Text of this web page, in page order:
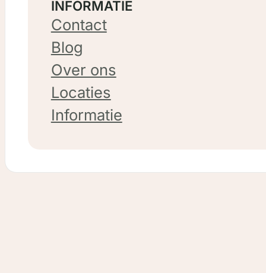
INFORMATIE
Contact
Blog
Over ons
Locaties
Informatie